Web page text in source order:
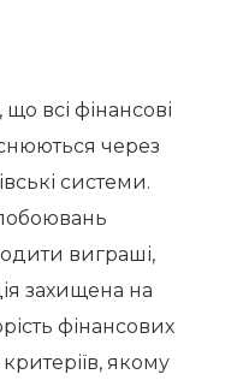
всі фінансові
через
системи.
виграші,
захищена на
фінансових
якому